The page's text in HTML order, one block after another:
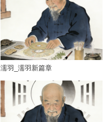
濡羽_濡羽新篇章